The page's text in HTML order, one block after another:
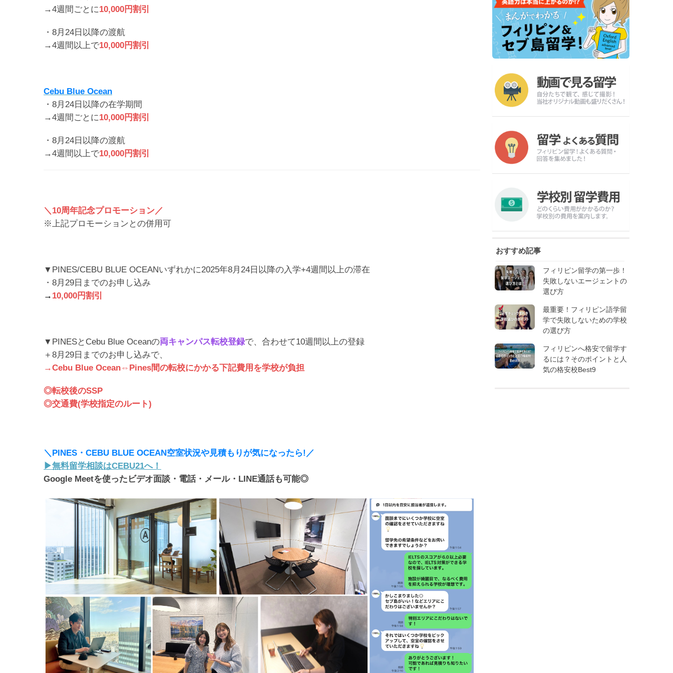
→4週間ごとに10,000円割引
・8月24日以降の渡航
→4週間以上で10,000円割引
Cebu Blue Ocean
・8月24日以降の在学期間
→4週間ごとに10,000円割引
・8月24日以降の渡航
→4週間以上で10,000円割引
＼10周年記念プロモーション／
※上記プロモーションとの併用可
▼PINES/CEBU BLUE OCEANいずれかに2025年8月24日以降の入学+4週間以上の滞在
・8月29日までのお申し込み
→ 10,000円割引
▼PINESとCebu Blue Oceanの両キャンパス転校登録で、合わせて10週間以上の登録
＋8月29日までのお申し込みで、
→Cebu Blue Ocean⇔Pines間の転校にかかる下記費用を学校が負担
◎転校後のSSP
◎交通費(学校指定のルート)
＼PINES・CEBU BLUE OCEAN空室状況や見積もりが気になったら!／
▶︎無料留学相談はCEBU21へ！
Google Meetを使ったビデオ面談・電話・メール・LINE通話も可能◎
おすすめ記事
フィリピン留学の第一歩！
失敗しないエージェントの
選び方
最重要！フィリピン語学留
学で失敗しないための学校
の選び方
フィリピンへ格安で留学す
るには？そのポイントと人
気の格安校Best9